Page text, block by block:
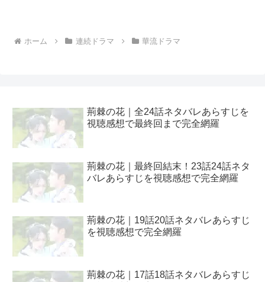
ホーム 連続ドラマ 華流ドラマ
荊棘の花｜全24話ネタバレあらすじを
視聴感想で最終回まで完全網羅
荊棘の花｜最終回結末！23話24話ネタ
バレあらすじを視聴感想で完全網羅
荊棘の花｜19話20話ネタバレあらすじ
を視聴感想で完全網羅
荊棘の花｜17話18話ネタバレあらすじ